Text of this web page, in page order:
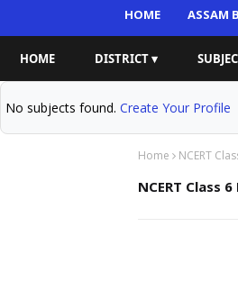
HOME ASSAM
HOME DISTRICT ▾
No subjects found. Create Your Profile
Home NCERT
NCERT Class